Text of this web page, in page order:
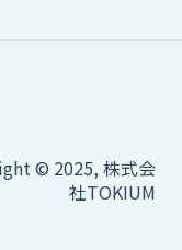
© 2025, 株式会
社TOKIUM